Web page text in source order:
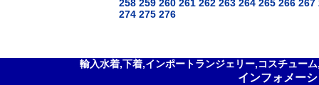
258 259 260 261 262 263 264 265 266 267
274 275 276
輸入水着,下着,インポートランジェリー,コスチュー
インフォメー